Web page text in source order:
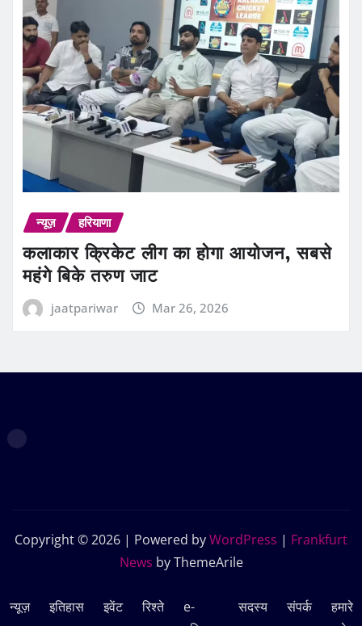
न्यूज़ हरियाणा
कलाकार क्रिकेट लीग का होगा आयोजन, सबसे
महंगे बिके तरुण जाट
jaatpariwar Mar 26, 2026
Copyright © 2026 | Powered byWordPress | Frankfurt
News by ThemeArile
न्यूज़ इतिहास इवेंट रिश्ते
e-
सदस्‍य संपर्क
हमारे